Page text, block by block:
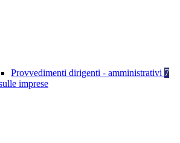
Provvedimenti dirigenti - amministrativi 7
imprese